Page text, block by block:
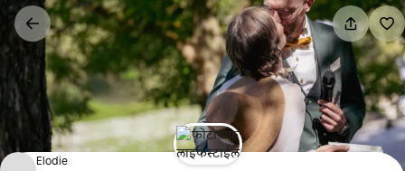
कंटेंटवर
Elodie